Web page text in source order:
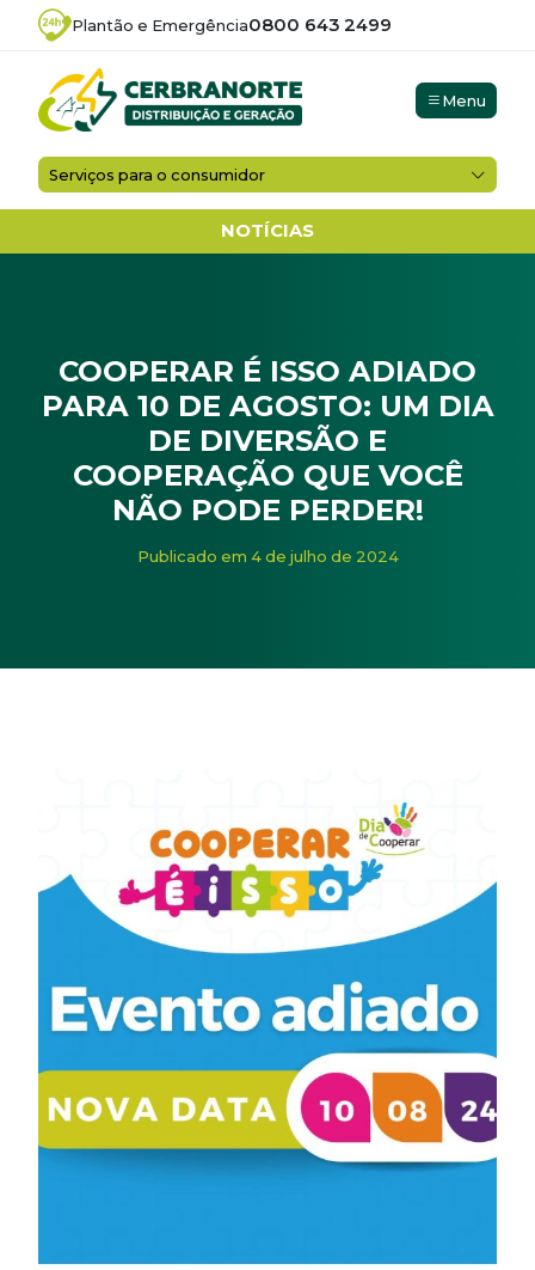
Plantão e Emergência0800 643 2499
Menu
Serviços para o consumidor
NOTÍCIAS
COOPERAR É ISSO ADIADO
PARA 10 DE AGOSTO: UM DIA
DE DIVERSÃO E
COOPERAÇÃO QUE VOCÊ
NÃO PODE PERDER!
Noticias/ Cooperar é Isso adiado para 10 de
Publicado em 4 de julho de 2024